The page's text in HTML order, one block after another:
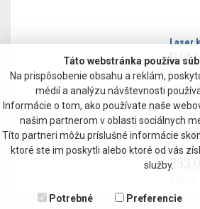
Laser
FLOX
Obj.č.:
na
do
Táto webstránka používa
Na prispôsobenie obsahu a reklám,
médií a analýzu návštevnosti
Informácie o tom, ako používate naše
našim partnerom v oblasti sociálnych
Títo partneri môžu príslušné informácie
ktoré ste im poskytli alebo ktoré od vás
služby.
Potrebné Preferencie